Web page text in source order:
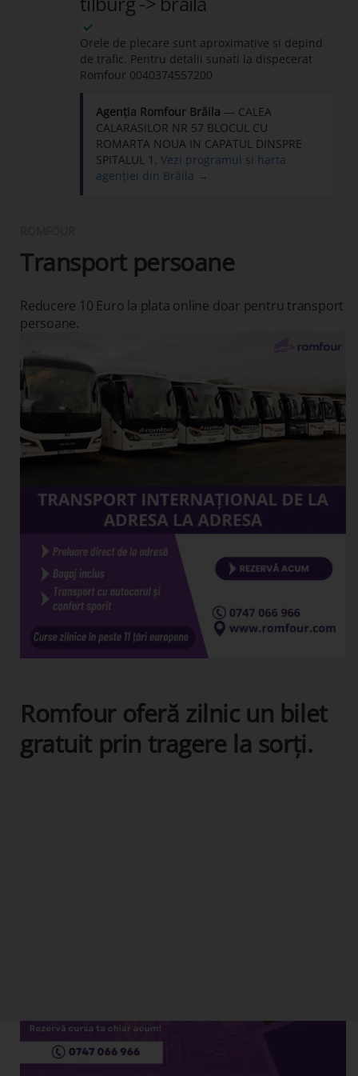
Orele de plecare sunt aproximative si depind
de trafic. Pentru detalii sunati la dispecerat
Romfour 0040374557200
Agenția Romfour Brăila — CALEA
CALARASILOR NR 57 BLOCUL CU
ROMARTA NOUA IN CAPATUL DINSPRE
SPITALUL 1. Vezi programul și harta
agenției din Brăila →
Transport persoane
Reducere 10 Euro la plata online doar pentru transport
persoane.
Romfour oferă zilnic un bilet
gratuit prin tragere la sorți.